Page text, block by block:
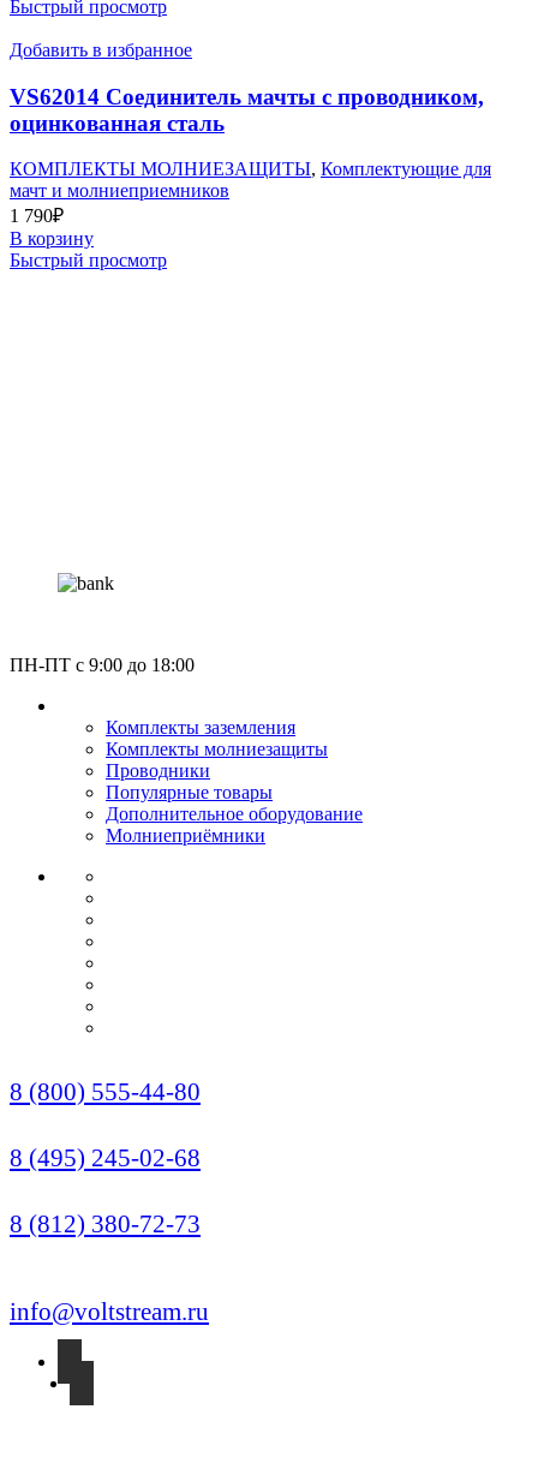
Быстрый просмотр
Добавить в избранное
VS62014 Соединитель мачты с проводником,
оцинкованная сталь
КОМПЛЕКТЫ МОЛНИЕЗАЩИТЫ, Комплектующие для
мачт и молниеприемников
1 790₽
В корзину
Быстрый просмотр
ПН-ПТ c 9:00 до 18:00
Комплекты заземления
Комплекты молниезащиты
Проводники
Популярные товары
Дополнительное оборудование
Молниеприёмники
8 (800) 555-44-80
8 (495) 245-02-68
8 (812) 380-72-73
info@voltstream.ru